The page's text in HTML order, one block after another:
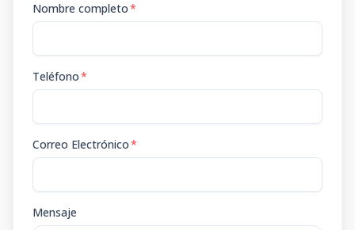
Nombre completo*
Teléfono*
Correo Electrónico*
Mensaje